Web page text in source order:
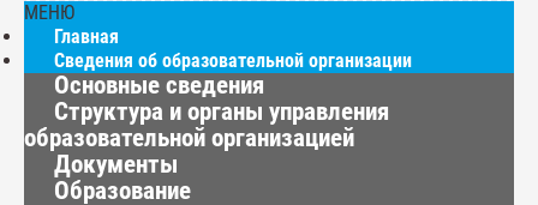
МЕНЮ
Главная
Сведения об образовательной организации
Основные сведения
Структура и органы управления
образовательной организацией
Документы
Образование